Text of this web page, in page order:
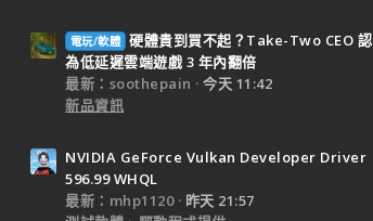
電玩/軟體 硬體貴到買不起？Take-Two CEO 認
為低延遲雲端遊戲 3 年內翻倍
最新：soothepain
今天 11:42
新品資訊
NVIDIA GeForce Vulkan Developer Driver
596.99 WHQL
最新：mhp1120
昨天 21:57